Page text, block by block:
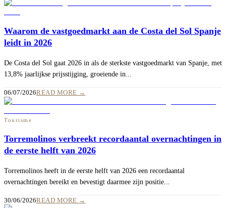
Waarom de vastgoedmarkt aan de Costa del Sol Spanje
leidt in 2026
De Costa del Sol gaat 2026 in als de sterkste vastgoedmarkt van Spanje, met
13,8% jaarlijkse prijsstijging, groeiende in...
06/07/2026READ MORE →
Tourisme
Torremolinos verbreekt recordaantal overnachtingen in
de eerste helft van 2026
Torremolinos heeft in de eerste helft van 2026 een recordaantal
overnachtingen bereikt en bevestigt daarmee zijn positie...
30/06/2026READ MORE →